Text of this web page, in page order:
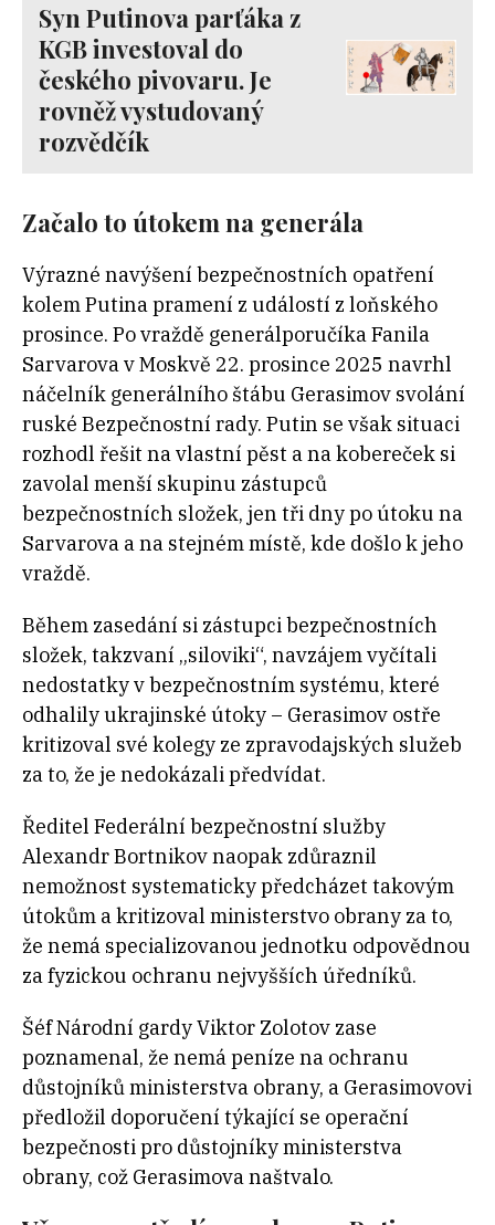
Syn Putinova parťáka z
KGB investoval do
českého pivovaru. Je
rovněž vystudovaný
rozvědčík
Začalo to útokem na generála
Výrazné navýšení bezpečnostních opatření
kolem Putina pramení z událostí z loňského
prosince. Po vraždě generálporučíka Fanila
Sarvarova v Moskvě 22. prosince 2025 navrhl
náčelník generálního štábu Gerasimov svolání
ruské Bezpečnostní rady. Putin se však situaci
rozhodl řešit na vlastní pěst a na kobereček si
zavolal menší skupinu zástupců
bezpečnostních složek, jen tři dny po útoku na
Sarvarova a na stejném místě, kde došlo k jeho
vraždě.
Během zasedání si zástupci bezpečnostních
složek, takzvaní „siloviki“, navzájem vyčítali
nedostatky v bezpečnostním systému, které
odhalily ukrajinské útoky – Gerasimov ostře
kritizoval své kolegy ze zpravodajských služeb
za to, že je nedokázali předvídat.
Ředitel Federální bezpečnostní služby
Alexandr Bortnikov naopak zdůraznil
nemožnost systematicky předcházet takovým
útokům a kritizoval ministerstvo obrany za to,
že nemá specializovanou jednotku odpovědnou
za fyzickou ochranu nejvyšších úředníků.
Šéf Národní gardy Viktor Zolotov zase
poznamenal, že nemá peníze na ochranu
důstojníků ministerstva obrany, a Gerasimovovi
předložil doporučení týkající se operační
bezpečnosti pro důstojníky ministerstva
obrany, což Gerasimova naštvalo.